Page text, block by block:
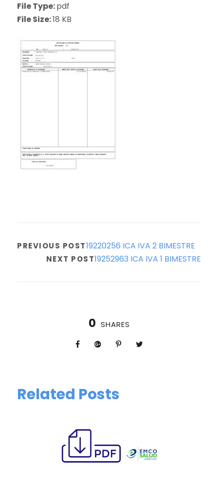
File Type:pdf
File Size:18 KB
PREVIOUS POST19220256 ICA IVA 2 BIMESTRE
NEXT POST19252963 ICA IVA 1 BIMESTRE
0 SHARES
Related Posts